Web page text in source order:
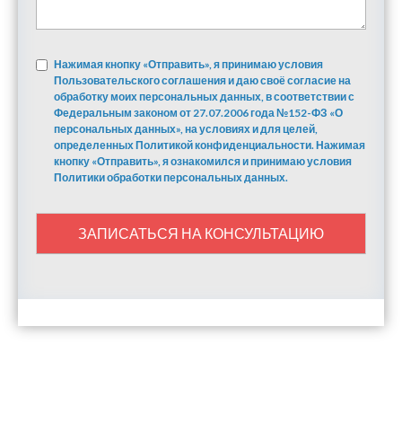
Нажимая кнопку «Отправить», я принимаю условия
Пользовательского соглашения и даю своё согласие на
обработку моих персональных данных, в соответствии с
Федеральным законом от 27.07.2006 года №152-ФЗ «О
персональных данных», на условиях и для целей,
определенных Политикой конфиденциальности. Нажимая
кнопку «Отправить», я ознакомился и принимаю условия
Политики обработки персональных данных.
ЗАПИСАТЬСЯ НА КОНСУЛЬТАЦИЮ